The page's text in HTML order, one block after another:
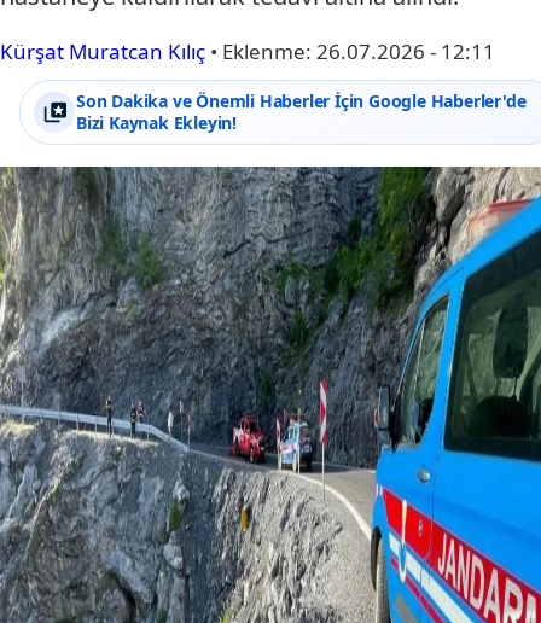
Kürşat Muratcan Kılıç • Eklenme: 26.07.2026 - 12:11
Son Dakika ve Önemli Haberler İçin Google Haberler'de
Bizi Kaynak Ekleyin!